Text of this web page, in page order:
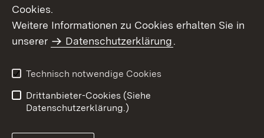
Cookies.
Weitere Informationen zu Cookies erhalten Sie in
unserer
Datenschutzerklärung.
Technisch notwendige Cookies
Drittanbieter-Cookies (Siehe
Datenschutzerklärung.)